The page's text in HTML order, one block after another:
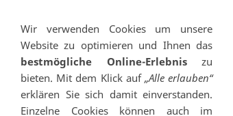
Website, die für mobile Geräte optimiert wurde.
Zur Desktop-Version
Hinweis nicht mehr anzeigen
Wir verwenden Cookies um unsere
Website zu optimieren und Ihnen das
bestmögliche Online-Erlebniszu
bieten. Mit dem Klick auf „Alle erlauben“
erklären Sie sich damit einverstanden.
Einzelne Cookies können auch im